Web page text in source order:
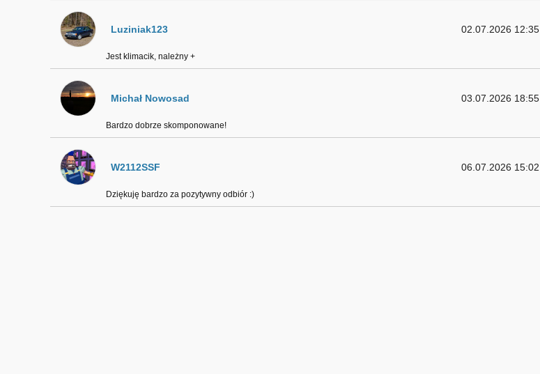
Luziniak123 02.07.2026 12:35
Jest klimacik, należny +
Michał Nowosad 03.07.2026 18:55
Bardzo dobrze skomponowane!
W2112SSF 06.07.2026 15:02
Dziękuję bardzo za pozytywny odbiór :)